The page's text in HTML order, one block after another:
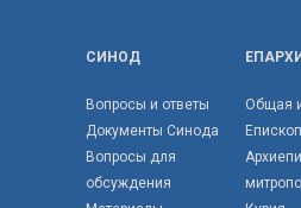
СИНОД
Вопросы и ответы
Документы Синода
Вопросы для
обсуждения
Общая